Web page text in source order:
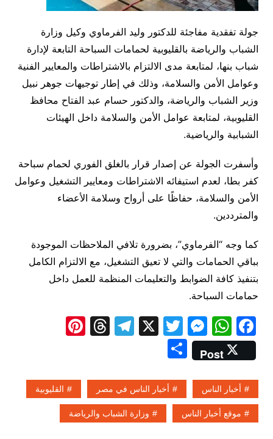
جولة تفقدية مفاجئة للدكتور وليد الفرماوي وكيل وزارة
الشباب والرياضة بالقليوبية لحمامات السباحة التابعة لإدارة
شباب بنها، لمتابعة مدى الالتزام بالاشتراطات والمعايير الفنية
وعوامل الأمن والسلامة، وذلك في إطار توجيهات جوهر نبيل
وزير الشباب والرياضة، والدكتور حسام عبد الفتاح محافظ
القليوبية، لمتابعة عوامل الأمن والسلامة داخل الهيئات
الشبابية والرياضية.
وأسفرت الجولة عن إصدار قرار بالغلق الفوري لحمام سباحة
كفر بطا، لعدم استيفائه الاشتراطات ومعايير التشغيل وعوامل
الأمن والسلامة، حفاظًا على أرواح وسلامة الأعضاء
والمترددين.
كما وجه “الفرماوي”، بضرورة تلافي الملاحظات الموجودة
بباقي الحمامات والتي لا تعيق التشغيل، مع الالتزام الكامل
بتنفيذ كافة الضوابط والتعليمات المنظمة للعمل داخل
حمامات السباحة.
F
a
c
e
b
o
W
h
at
s
A
p
M
e
s
s
e
n
T
er
X
T
gr
a
m
T
a
d
s
Pi
e
st
Post
S
ar
e
أخبار الناس أخبار الناس في مصر القليوبية
موقع أخبار الناس وزارة الشباب والرياضة